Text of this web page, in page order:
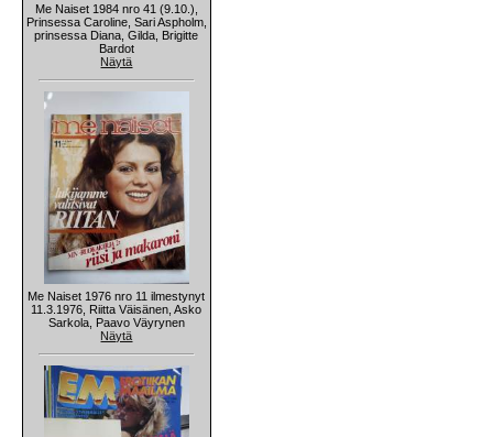
Me Naiset 1984 nro 41 (9.10.),
Prinsessa Caroline, Sari Aspholm,
prinsessa Diana, Gilda, Brigitte
Bardot
Näytä
Me Naiset 1976 nro 11 ilmestynyt
11.3.1976, Riitta Väisänen, Asko
Sarkola, Paavo Väyrynen
Näytä